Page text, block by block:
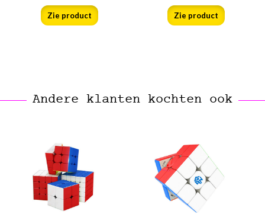
Zie product Zie product
Andere klanten kochten ook